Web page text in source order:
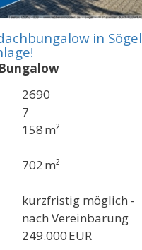
in Sögel
2690
7
158 m²
702 m²
kurzfristig möglich -
nach Vereinbarung
249.000 EUR